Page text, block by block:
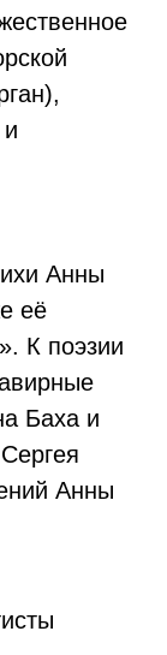
Анны
её
К поэзии
Баха и
Анны